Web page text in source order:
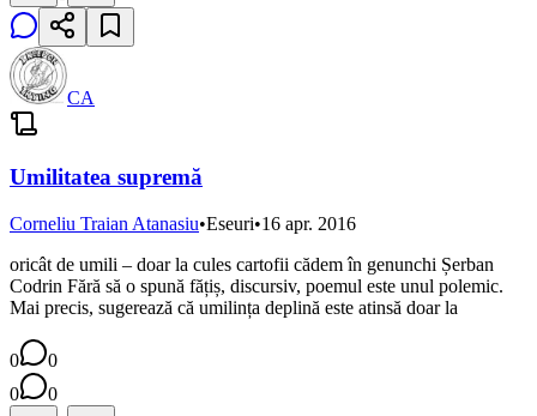
CA
Umilitatea supremă
Corneliu Traian Atanasiu•Eseuri•16 apr. 2016
oricât de umili – doar la cules cartofii cădem în genunchi Șerban
Codrin Fără să o spună fățiș, discursiv, poemul este unul polemic.
Mai precis, sugerează că umilința deplină este atinsă doar la
0
0
0
0